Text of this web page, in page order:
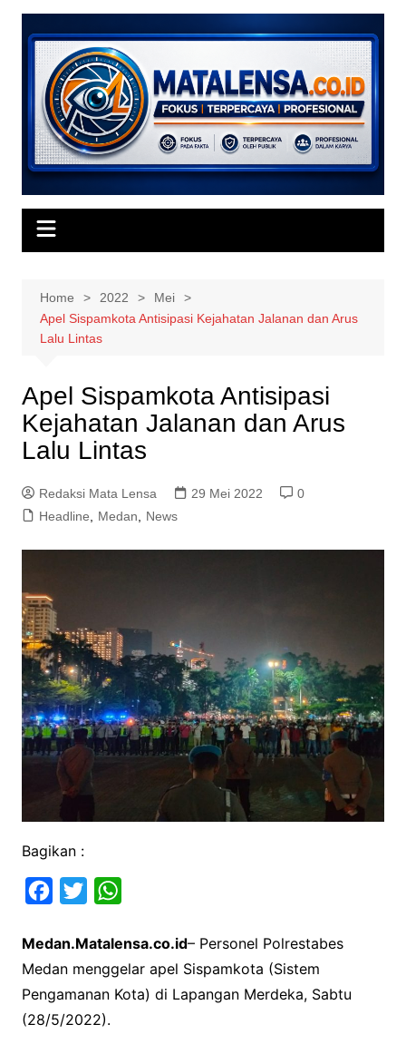
Skip
content
Home 2022
Mei
Apel Sispamkota Antisipasi Kejahatan Jalanan dan Arus
Lalu Lintas
Apel Sispamkota Antisipasi
Kejahatan Jalanan dan Arus
Lalu Lintas
Redaksi Mata Lensa 29 Mei 2022
0
Headline
Medan News
Bagikan :
c
e
b
o
i
t
t
e
a
t
s
Medan.Matalensa.co.id– Personel Polrestabes
Medan menggelar apel Sispamkota (Sistem
Pengamanan Kota) di Lapangan Merdeka, Sabtu
(28/5/2022).